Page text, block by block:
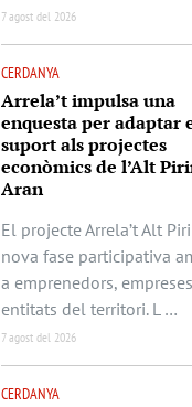
7 agost del 2026
CERDANYA
Arrela’t impulsa una
enquesta per adaptar
suport als projectes
econòmics de l’Alt
Aran
El projecte Arrela’t Alt
nova fase participativa
a emprenedors,
entitats del territori. L …
7 agost del 2026
CERDANYA